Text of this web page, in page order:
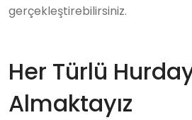
gerçekleştirebilirsiniz.
Her Türlü
Almaktayız